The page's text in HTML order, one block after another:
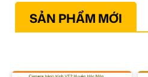
SẢN PHẨM MỚI